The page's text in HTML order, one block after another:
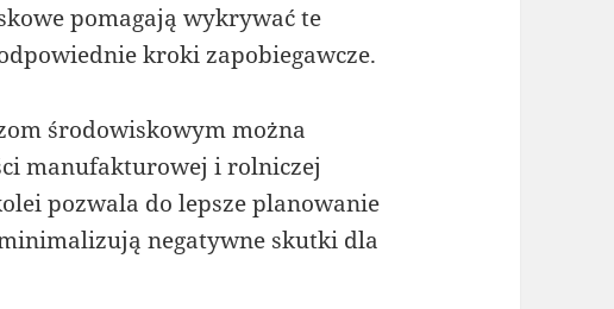
pomagają wykrywać te
kroki zapobiegawcze.
środowiskowym można
manufakturowej i rolniczej
pozwala do lepsze planowanie
negatywne skutki dla